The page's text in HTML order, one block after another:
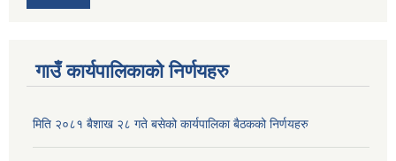
गाउँ कार्यपालिकाको निर्णयहरु
मिति २०८१ बैशाख २८ गते बसेको कार्यपालिका बैठकको निर्णयहरु